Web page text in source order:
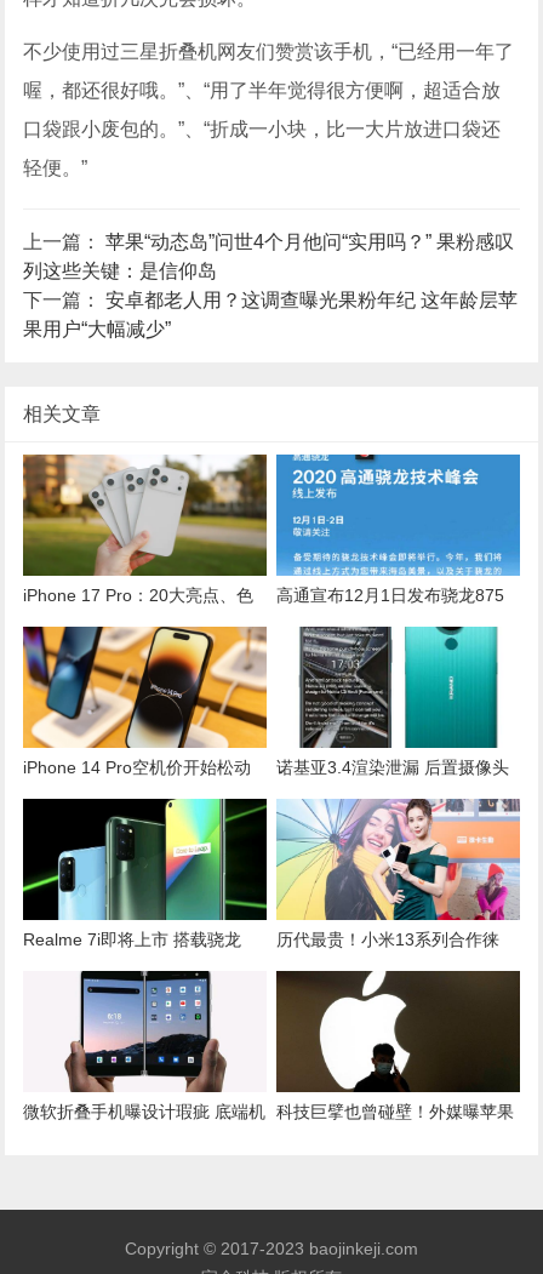
不少使用过三星折叠机网友们赞赏该手机，“已经用一年了
喔，都还很好哦。”、“用了半年觉得很方便啊，超适合放
口袋跟小废包的。”、“折成一小块，比一大片放进口袋还
轻便。”
上一篇：苹果“动态岛”问世4个月他问“实用吗？” 果粉感叹
列这些关键：是信仰岛
下一篇：安卓都老人用？这调查曝光果粉年纪 这年龄层苹
果用户“大幅减少”
相关文章
iPhone 17 Pro：20大亮点、色
彩、价格与发售时间全知道
高通宣布12月1日发布骁龙875
芯片
iPhone 14 Pro空机价开始松动
了！通讯行：已有微幅降价
诺基亚3.4渲染泄漏 后置摄像头
模块为圆形
Realme 7i即将上市 搭载骁龙
662芯片
历代最贵！小米13系列合作徕
卡 上市时间、价格公开
微软折叠手机曝设计瑕疵 底端机 科技巨擘也曾碰壁！外媒曝苹果
Copyright © 2017-2023 baojinkeji.com